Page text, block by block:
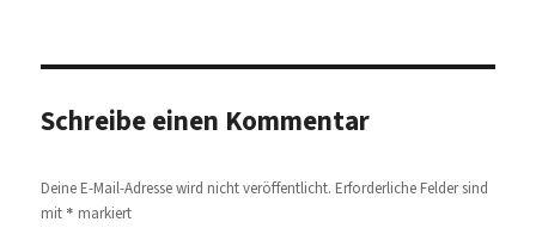
Schreibe einen Kommentar
Deine E-Mail-Adresse wird nicht veröffentlicht. Erforderliche Felder sind
mit * markiert